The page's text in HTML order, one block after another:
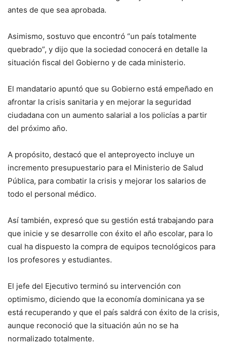
antes de que sea aprobada.
Asimismo, sostuvo que encontró “un país totalmente
quebrado”, y dijo que la sociedad conocerá en detalle la
situación fiscal del Gobierno y de cada ministerio.
El mandatario apuntó que su Gobierno está empeñado en
afrontar la crisis sanitaria y en mejorar la seguridad
ciudadana con un aumento salarial a los policías a partir
del próximo año.
A propósito, destacó que el anteproyecto incluye un
incremento presupuestario para el Ministerio de Salud
Pública, para combatir la crisis y mejorar los salarios de
todo el personal médico.
Así también, expresó que su gestión está trabajando para
que inicie y se desarrolle con éxito el año escolar, para lo
cual ha dispuesto la compra de equipos tecnológicos para
los profesores y estudiantes.
El jefe del Ejecutivo terminó su intervención con
optimismo, diciendo que la economía dominicana ya se
está recuperando y que el país saldrá con éxito de la crisis,
aunque reconoció que la situación aún no se ha
normalizado totalmente.